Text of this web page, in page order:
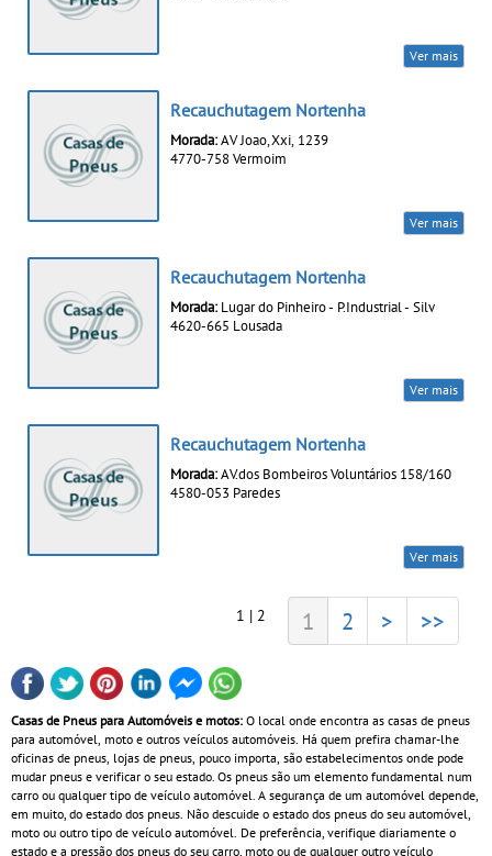
Ver mais
Recauchutagem Nortenha
Morada:AV Joao, Xxi, 1239
4770-758 Vermoim
Ver mais
Recauchutagem Nortenha
Morada: Lugar do Pinheiro - P.Industrial - Silv
4620-665 Lousada
Ver mais
Recauchutagem Nortenha
Morada:AV.dos Bombeiros Voluntários 158/160
4580-053 Paredes
Ver mais
1 | 2 1 2 > >>
Casas de Pneus para Automóveis e motos: O local onde encontra as casas de pneus
para automóvel, moto e outros veículos automóveis. Há quem prefira chamar-lhe
oficinas de pneus, lojas de pneus, pouco importa, são estabelecimentos onde pode
mudar pneus e verificar o seu estado. Os pneus são um elemento fundamental num
carro ou qualquer tipo de veículo automóvel. A segurança de um automóvel depende,
em muito, do estado dos pneus. Não descuide o estado dos pneus do seu automóvel,
moto ou outro tipo de veículo automóvel. De preferência, verifique diariamente o
estado e a pressão dos pneus do seu carro, moto ou de qualquer outro veículo